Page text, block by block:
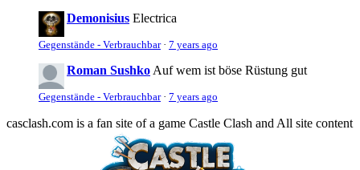
Demonisius Electrica
Gegenstände - Verbrauchbar· 7 years ago
Roman Sushko Auf wem ist böse Rüstung gut
Gegenstände - Verbrauchbar· 7 years ago
casclash.com is a fan site of a game Castle Clash and All site content